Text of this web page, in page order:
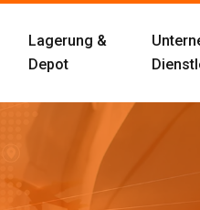
Lagerung &
Depot